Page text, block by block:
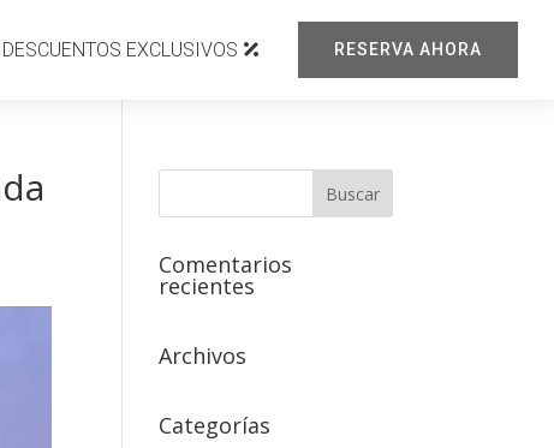
DESCUENTOS EXCLUSIVOS RESERVA AHORA
Comentarios
recientes
Archivos
Categorías